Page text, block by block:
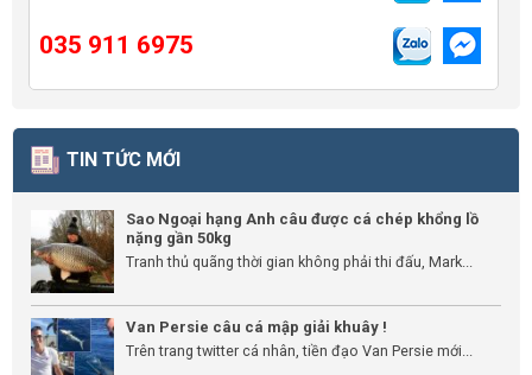
035 911 6975
TIN TỨC MỚI
Sao Ngoại hạng Anh câu được cá chép khổng lồ
nặng gần 50kg
Tranh thủ quãng thời gian không phải thi đấu, Mark...
Van Persie câu cá mập giải khuây !
Trên trang twitter cá nhân, tiền đạo Van Persie mới...